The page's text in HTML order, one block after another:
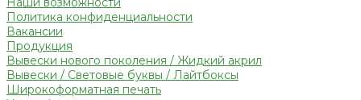
Политика конфиденциальности
Вакансии
Продукция
Вывески нового поколения / Жидкий акрил
Вывески / Световые буквы / Лайтбоксы
Широкоформатная печать